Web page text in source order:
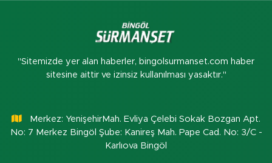
"Sitemizde yer alan haberler, bingolsurmanset.com haber
sitesine aittir ve izinsiz kullanılması yasaktır."
Merkez: YenişehirMah. Evliya Çelebi Sokak Bozgan Apt.
No: 7 Merkez Bingöl Şube: Kanireş Mah. Pape Cad. No: 3/C -
Karlıova Bingöl